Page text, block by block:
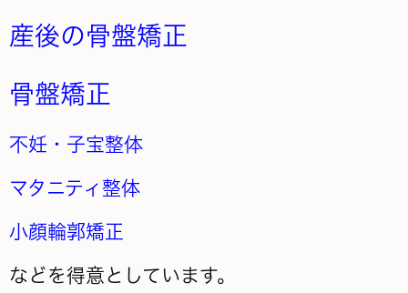
産後の骨盤矯正
骨盤矯正
不妊・子宝整体
マタニティ整体
小顔輪郭矯正
などを得意としています。